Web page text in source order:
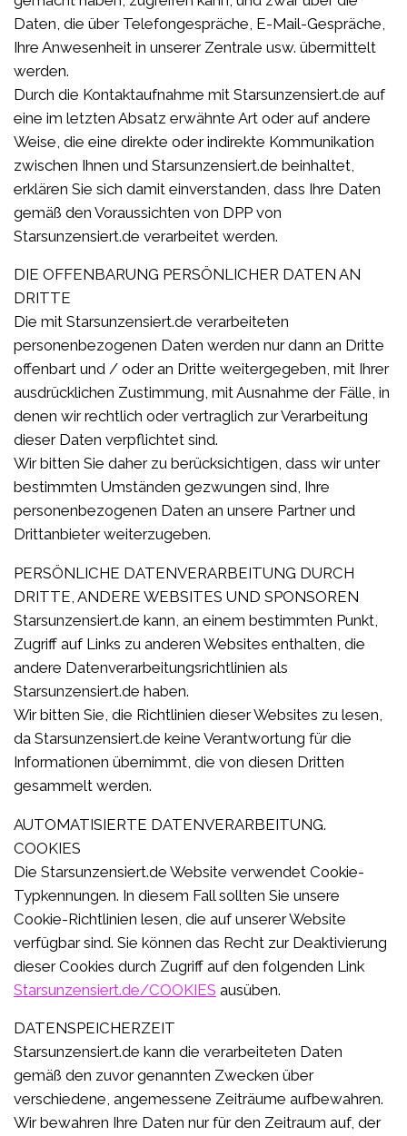
Daten, die über Telefongespräche, E-Mail-Gespräche,
Ihre Anwesenheit in unserer Zentrale usw. übermittelt
werden.
Durch die Kontaktaufnahme mit Starsunzensiert.de auf
eine im letzten Absatz erwähnte Art oder auf andere
Weise, die eine direkte oder indirekte Kommunikation
zwischen Ihnen und Starsunzensiert.de beinhaltet,
erklären Sie sich damit einverstanden, dass Ihre Daten
gemäß den Voraussichten von DPP von
Starsunzensiert.de verarbeitet werden.
DIE OFFENBARUNG PERSÖNLICHER DATEN AN
DRITTE
Die mit Starsunzensiert.de verarbeiteten
personenbezogenen Daten werden nur dann an Dritte
offenbart und / oder an Dritte weitergegeben, mit Ihrer
ausdrücklichen Zustimmung, mit Ausnahme der Fälle, in
denen wir rechtlich oder vertraglich zur Verarbeitung
dieser Daten verpflichtet sind.
Wir bitten Sie daher zu berücksichtigen, dass wir unter
bestimmten Umständen gezwungen sind, Ihre
personenbezogenen Daten an unsere Partner und
Drittanbieter weiterzugeben.
PERSÖNLICHE DATENVERARBEITUNG DURCH
DRITTE, ANDERE WEBSITES UND SPONSOREN
Starsunzensiert.de kann, an einem bestimmten Punkt,
Zugriff auf Links zu anderen Websites enthalten, die
andere Datenverarbeitungsrichtlinien als
Starsunzensiert.de haben.
Wir bitten Sie, die Richtlinien dieser Websites zu lesen,
da Starsunzensiert.de keine Verantwortung für die
Informationen übernimmt, die von diesen Dritten
gesammelt werden.
AUTOMATISIERTE DATENVERARBEITUNG.
COOKIES
Die Starsunzensiert.de Website verwendet Cookie-
Typkennungen. In diesem Fall sollten Sie unsere
Cookie-Richtlinien lesen, die auf unserer Website
verfügbar sind. Sie können das Recht zur Deaktivierung
dieser Cookies durch Zugriff auf den folgenden Link
Starsunzensiert.de/COOKIES ausüben.
DATENSPEICHERZEIT
Starsunzensiert.de kann die verarbeiteten Daten
gemäß den zuvor genannten Zwecken über
verschiedene, angemessene Zeiträume aufbewahren.
Wir bewahren Ihre Daten nur für den Zeitraum auf, der